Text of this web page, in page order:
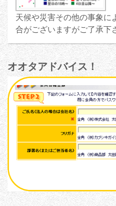
天候や災害その他の事象に
合がございますがご了承下
オオタアドバイス！